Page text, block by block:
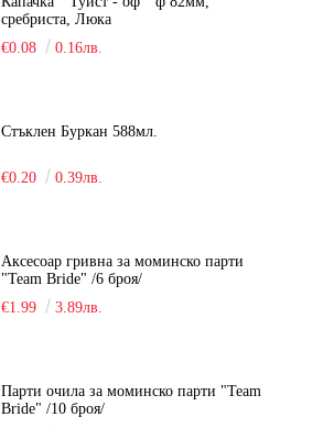
сребриста, Люка
€0.08
0.16лв.
Стъклен Буркан 588мл.
€0.20 0.39лв.
Аксесоар гривна за моминско парти
"Team Bride" /6 броя/
€1.99
3.89лв.
Парти очила за моминско парти "Team
Bride" /10 броя/